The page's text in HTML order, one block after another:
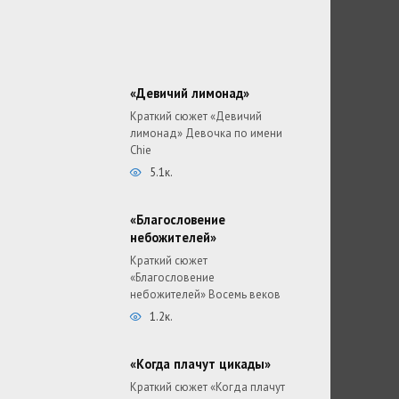
«Девичий лимонад»
Краткий сюжет «Девичий
лимонад» Девочка по имени
Chie
5.1к.
«Благословение
небожителей»
Краткий сюжет
«Благословение
небожителей» Восемь веков
1.2к.
«Когда плачут цикады»
Краткий сюжет «Когда плачут